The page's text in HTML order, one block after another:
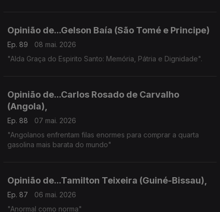
Opinião de...Gelson Baía (São Tomé e Principe)
Ep. 89
08 mai. 2026
"Alda Graça do Espirito Santo: Memória, Pátria e Dignidade".
Opinião de...Carlos Rosado de Carvalho
(Angola),
Ep. 88
07 mai. 2026
"Angolanos enfrentam filas enormes para comprar a quarta
gasolina mais barata do mundo"
Opinião de...Tamilton Teixeira (Guiné-Bissau),
Ep. 87
06 mai. 2026
"Anormal como norma"